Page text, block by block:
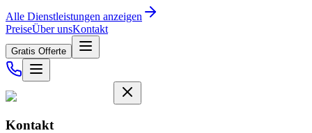
Alle Dienstleistungen anzeigen
PreiseÜber unsKontakt
Gratis Offerte
Kontakt